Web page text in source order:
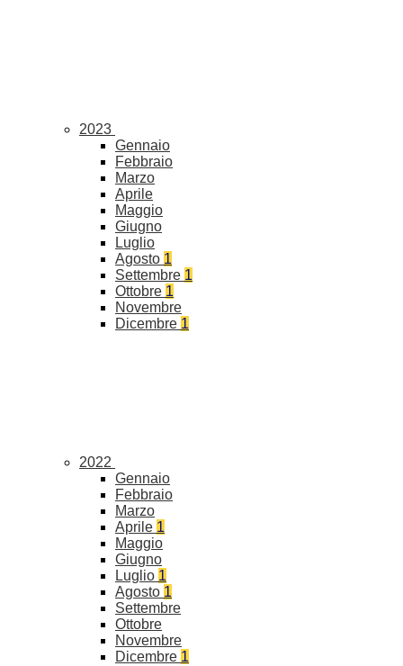
2023
Gennaio
Febbraio
Marzo
Aprile
Maggio
Giugno
Luglio
Agosto 1
Settembre 1
Ottobre 1
Novembre
Dicembre 1
2022
Gennaio
Febbraio
Marzo
Aprile 1
Maggio
Giugno
Luglio 1
Agosto 1
Settembre
Ottobre
Novembre
Dicembre 1